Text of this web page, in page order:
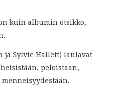
kuin albumin otsikko,
ja Sylvie Hallett) laulavat
peloistaan,